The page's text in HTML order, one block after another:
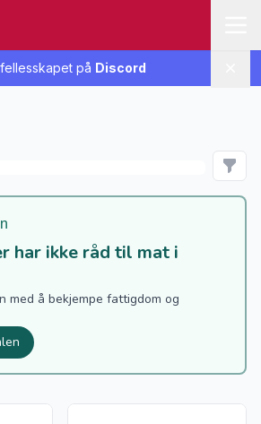
på Discord
har ikke råd til mat i
med å bekjempe fattigdom og